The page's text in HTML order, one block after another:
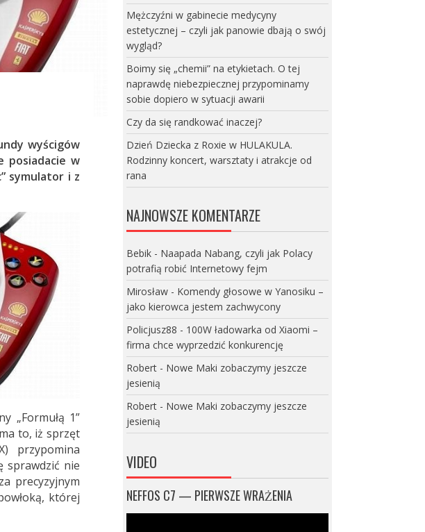
wyścigów
posiadacie w
symulator i z
„Formułą 1”
to, iż sprzęt
przypomina
sprawdzić nie
precyzyjnym
której
Mężczyźni w gabinecie medycyny
estetycznej – czyli jak panowie dbają o swój
wygląd?
Boimy się „chemii” na etykietach. O tej
naprawdę niebezpiecznej przypominamy
sobie dopiero w sytuacji awarii
Czy da się randkować inaczej?
Dzień Dziecka z Roxie w HULAKULA.
Rodzinny koncert, warsztaty i atrakcje od
rana
NAJNOWSZE KOMENTARZE
Bebik- Naapada Nabang, czyli jak Polacy
potrafią robić Internetowy fejm
Mirosław- Komendy głosowe w Yanosiku –
jako kierowca jestem zachwycony
Policjusz88 - 100W ładowarka od Xiaomi –
firma chce wyprzedzić konkurencję
Robert- Nowe Maki zobaczymy jeszcze
jesienią
Robert- Nowe Maki zobaczymy jeszcze
jesienią
VIDEO
NEFFOS C7 — PIERWSZE WRAŻENIA